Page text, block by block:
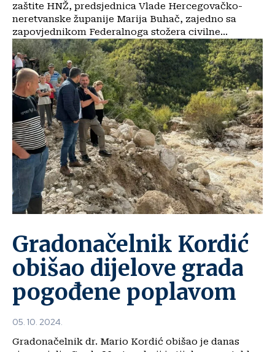
zaštite HNŽ, predsjednica Vlade Hercegovačko-
neretvanske županije Marija Buhač, zajedno sa
zapovjednikom Federalnoga stožera civilne...
Gradonačelnik Kordić
obišao dijelove grada
pogođene poplavom
05. 10. 2024.
Gradonačelnik dr. Mario Kordić obišao je danas